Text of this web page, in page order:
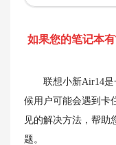
如果您的笔记本
联想小新Air14是
候用户可能会遇到卡
见的解决方法，帮助
题。